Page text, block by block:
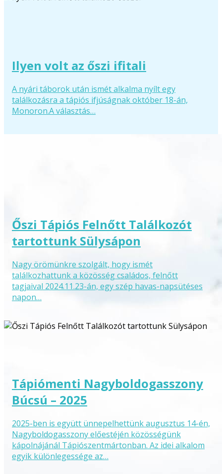
Ilyen volt az őszi ifitali
A nyári táborok után ismét alkalma nyílt egy
találkozásra a tápiós ifjúságnak október 18-án,
Monoron.A választás…
Őszi Tápiós Felnőtt Találkozót
tartottunk Sülysápon
Nagy örömünkre szolgált, hogy ismét
találkozhattunk a közösség családos, felnőtt
tagjaival 2024.11.23-án, egy szép havas-napsütéses
napon…
Tápiómenti Nagyboldogasszony
Búcsú – 2025
2025-ben is együtt ünnepelhettünk augusztus 14-én,
Nagyboldogasszony előestéjén közösségünk
kápolnájánál Tápiószentmártonban. Az idei alkalom
egyik különlegessége az…